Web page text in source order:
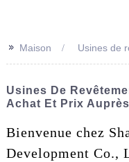
>> Maison Usines de
Usines De
Achat Et Prix
Bienvenue chez
Development Co.,